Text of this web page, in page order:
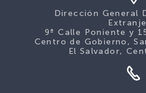
Dirección General
9ª Calle Poniente y
Centro de Gobierno,
El Salvador,